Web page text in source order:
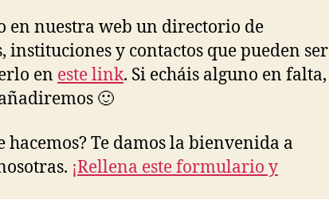
en nuestra web un directorio de
instituciones y contactos que pueden ser
en este link. Si echáis alguno en falta,
🙂
hacemos? Te damos la bienvenida a
¡Rellena este formulario y